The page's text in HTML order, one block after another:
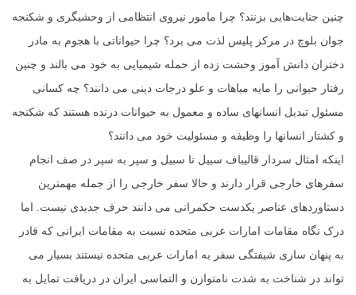
چنین جنایت‌هایی بزنند؟ چرا مامور نیروی انتظامی از وحشیگری و شکنجه
جوان بلوچ در مرکز پلیس لذت می برد؟ چرا حیواناتی با هجوم به مادر
دختران دانش آموز وحشت زده از حمله شیمیایی به خود می بالند و چنین
رفتار حیوانی را مایه مباهات و علو درجات دینی می دانند؟ چه کسانی
مسئول تبدیل انسانهای ساده و معمول به حیوانات درنده هستند که شکنجه
و کشتار انسانها را وظیفه و مسئولیت خود می دانند؟
اینکه امثال سردار قالیباف سبیل تا سبیل و سپر به سپر در صف انجام
سفرهای خارجی قرار دارند و حالا سفر خارجی را از جمله مهمترین
دستاوردهای عناصر یکدست حکمرانی می دانند حرف جدیدی نیست. اما
درک نگاه مقامات امارات عربی متحده نسبت به مقامات ایرانی که قادر
به پنهان سازی شیفتگی سفر به امارات عربی متحده نیستند بسیار می
تواند در شناخت به شدت نامتوازن و التماسی ایران در دریافت تمایل به